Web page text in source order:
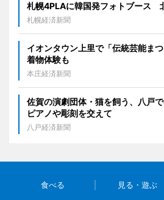
札幌4PLAに韓国発フォトブース
札幌経済新聞
イオンタウン上里で「伝統芸能ま
着物体験も
本庄経済新聞
佐賀の演劇団体・猫を飼う、八戸
ピアノや彫刻を交えて
八戸経済新聞
食べる 見る・遊ぶ